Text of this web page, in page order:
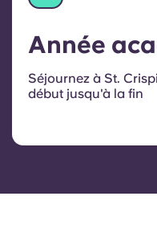
Année
Séjournez à St.
début jusqu'à la fin